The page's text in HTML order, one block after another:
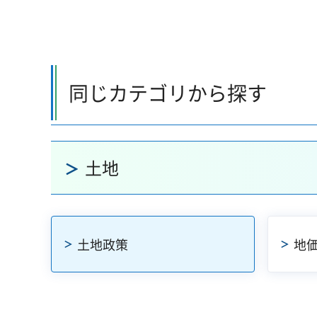
同じカテゴリから探す
土地
土地政策 地